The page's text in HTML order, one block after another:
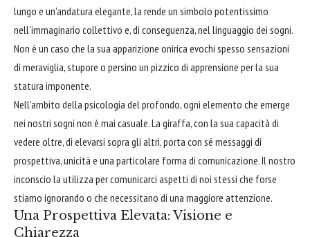
lungo e un'andatura elegante, la rende un simbolo potentissimo
nell'immaginario collettivo e, di conseguenza, nel linguaggio dei sogni.
Non è un caso che la sua apparizione onirica evochi spesso sensazioni
di meraviglia, stupore o persino un pizzico di apprensione per la sua
statura imponente.
Nell'ambito della psicologia del profondo, ogni elemento che emerge
nei nostri sogni non è mai casuale. La giraffa, con la sua capacità di
vedere oltre, di elevarsi sopra gli altri, porta con sé messaggi di
prospettiva, unicità e una particolare forma di comunicazione. Il nostro
inconscio la utilizza per comunicarci aspetti di noi stessi che forse
stiamo ignorando o che necessitano di una maggiore attenzione.
Una Prospettiva Elevata: Visione e
Chiarezza